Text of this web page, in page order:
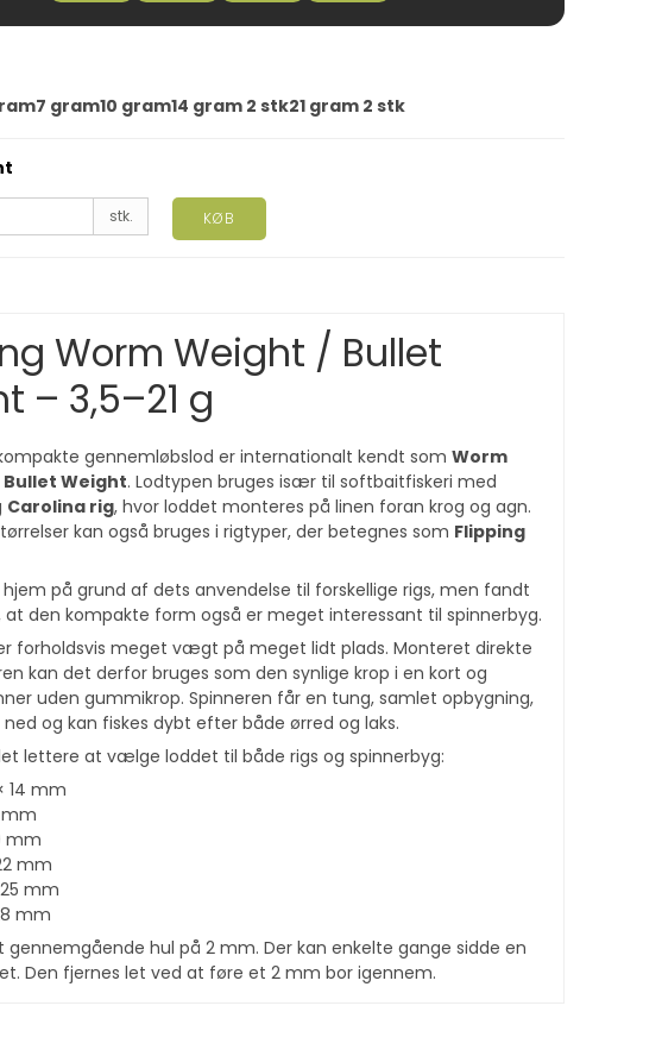
7 gram10 gram14 gram 2 stk21 gram 2 stk
stk. KØB
Worm Weight / Bullet
– 3,5–21 g
gennemløbslod er internationalt kendt som Worm
Bullet Weight. Lodtypen bruges især til softbaitfiskeri med
Carolina rig, hvor loddet monteres på linen foran krog og agn.
kan også bruges i rigtyper, der betegnes som Flipping
på grund af dets anvendelse til forskellige rigs, men fandt
den kompakte form også er meget interessant til spinnerbyg.
forholdsvis meget vægt på meget lidt plads. Monteret direkte
kan det derfor bruges som den synlige krop i en kort og
uden gummikrop. Spinneren får en tung, samlet opbygning,
og kan fiskes dybt efter både ørred og laks.
lettere at vælge loddet til både rigs og spinnerbyg:
14 mm
mm
mm
25 mm
mm
gennemgående hul på 2 mm. Der kan enkelte gange sidde en
Den fjernes let ved at føre et 2 mm bor igennem.